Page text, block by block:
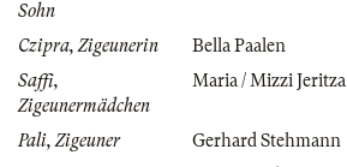
Sohn
Czipra, Zigeunerin
Bella Paalen
Saffi,
Zigeunermädchen
Maria / Mizzi Jeritza
Pali, Zigeuner
Gerhard Stehmann